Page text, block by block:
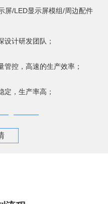
屏/LED显示屏模组/周边配件
设计研发团队；
管控，高速的生产效率；
定，生产率高；